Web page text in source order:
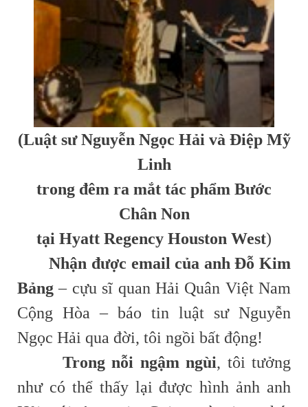
(Luật sư Nguyễn Ngọc Hải và Điệp Mỹ
Linh
trong đêm ra mắt tác phẩm Bước
Chân Non
tại Hyatt Regency Houston West)
Nhận được email của anh Đỗ Kim
Bảng – cựu sĩ quan Hải Quân Việt Nam
Cộng Hòa – báo tin luật sư Nguyễn
Ngọc Hải qua đời, tôi ngồi bất động!
Trong nỗi ngậm ngùi, tôi tưởng
như có thể thấy lại được hình ảnh anh